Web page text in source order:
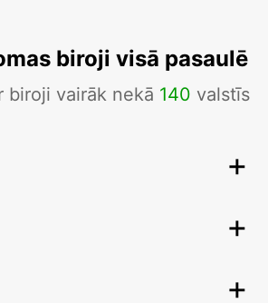
biroji visā pasaulē
biroji vairāk nekā 140 valstīs